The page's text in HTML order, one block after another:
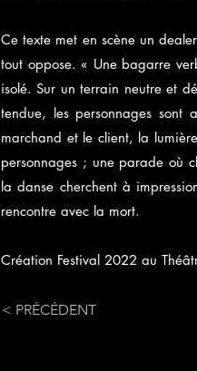
Ce texte met en scène un
tout oppose. « Une bagarre
isolé. Sur un terrain neutre et
tendue, les personnages
marchand et le client, la
personnages ; une parade où
la danse cherchent à
rencontre avec la mort.
Création Festival 2022 au
< PRÉCÉDENT